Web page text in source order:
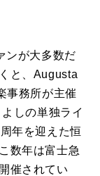
ンが大多数だ
と、Augusta
事務所が主催
しの単独ライ
年を迎えた恒
数年は富士急
催されてい